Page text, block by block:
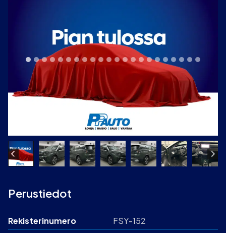
Perustiedot
Rekisterinumero
FSY-152